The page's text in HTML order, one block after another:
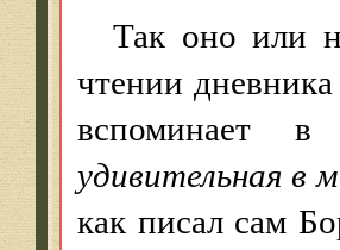
Так оно или
чтении
вспоминает
удивительная в
как писал сам